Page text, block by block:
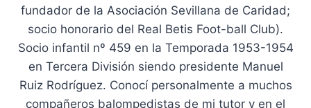
fundador de la Asociación Sevillana de Caridad;
socio honorario del Real Betis Foot-ball Club).
Socio infantil nº 459 en la Temporada 1953-1954
en Tercera División siendo presidente Manuel
Ruiz Rodríguez. Conocí personalmente a muchos
compañeros balompedistas de mi tutor y en el